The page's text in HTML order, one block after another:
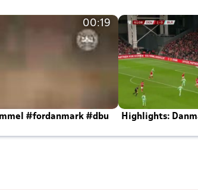
00:19
#fordanmark #dbu
Highlights: